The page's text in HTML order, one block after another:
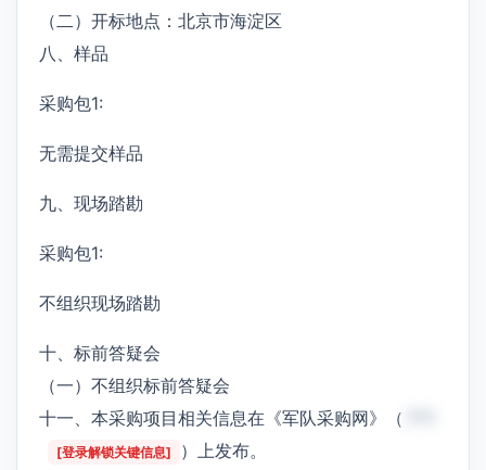
（二）开标地点：北京市海淀区
八、样品
采购包1:
无需提交样品
九、现场踏勘
采购包1:
不组织现场踏勘
十、标前答疑会
（一）不组织标前答疑会
十一、本采购项目相关信息在《军队采购网》（
[登录解锁关键信息]
）上发布。